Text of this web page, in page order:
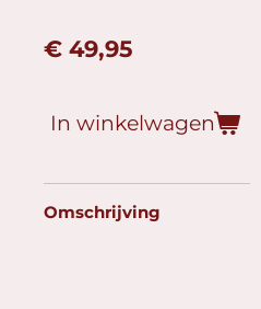
€ 49,95
In winkelwagen
Omschrijving